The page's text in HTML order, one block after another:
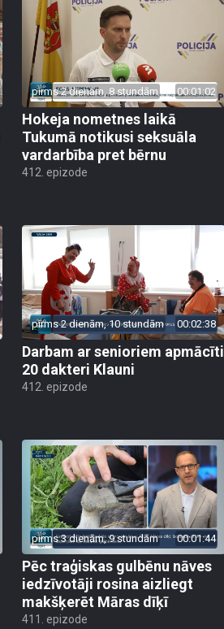
pirms 2 dienām, 8 stundām 00:01:02
Hokeja nometnes laikā
Tukumā notikusi seksuāla
vardarbība pret bērnu
412. epizode
pirms 2 dienām, 10 stundām 00:02:38
Darbam ar senioriem apmācīti
20 dakteri Klauni
412. epizode
pirms 3 dienām, 9 stundām 00:01:44
Pēc traģiskas gulbēnu nāves
iedzīvotāji rosina aizliegt
makšķerēt Māras dīķī
411. epizode